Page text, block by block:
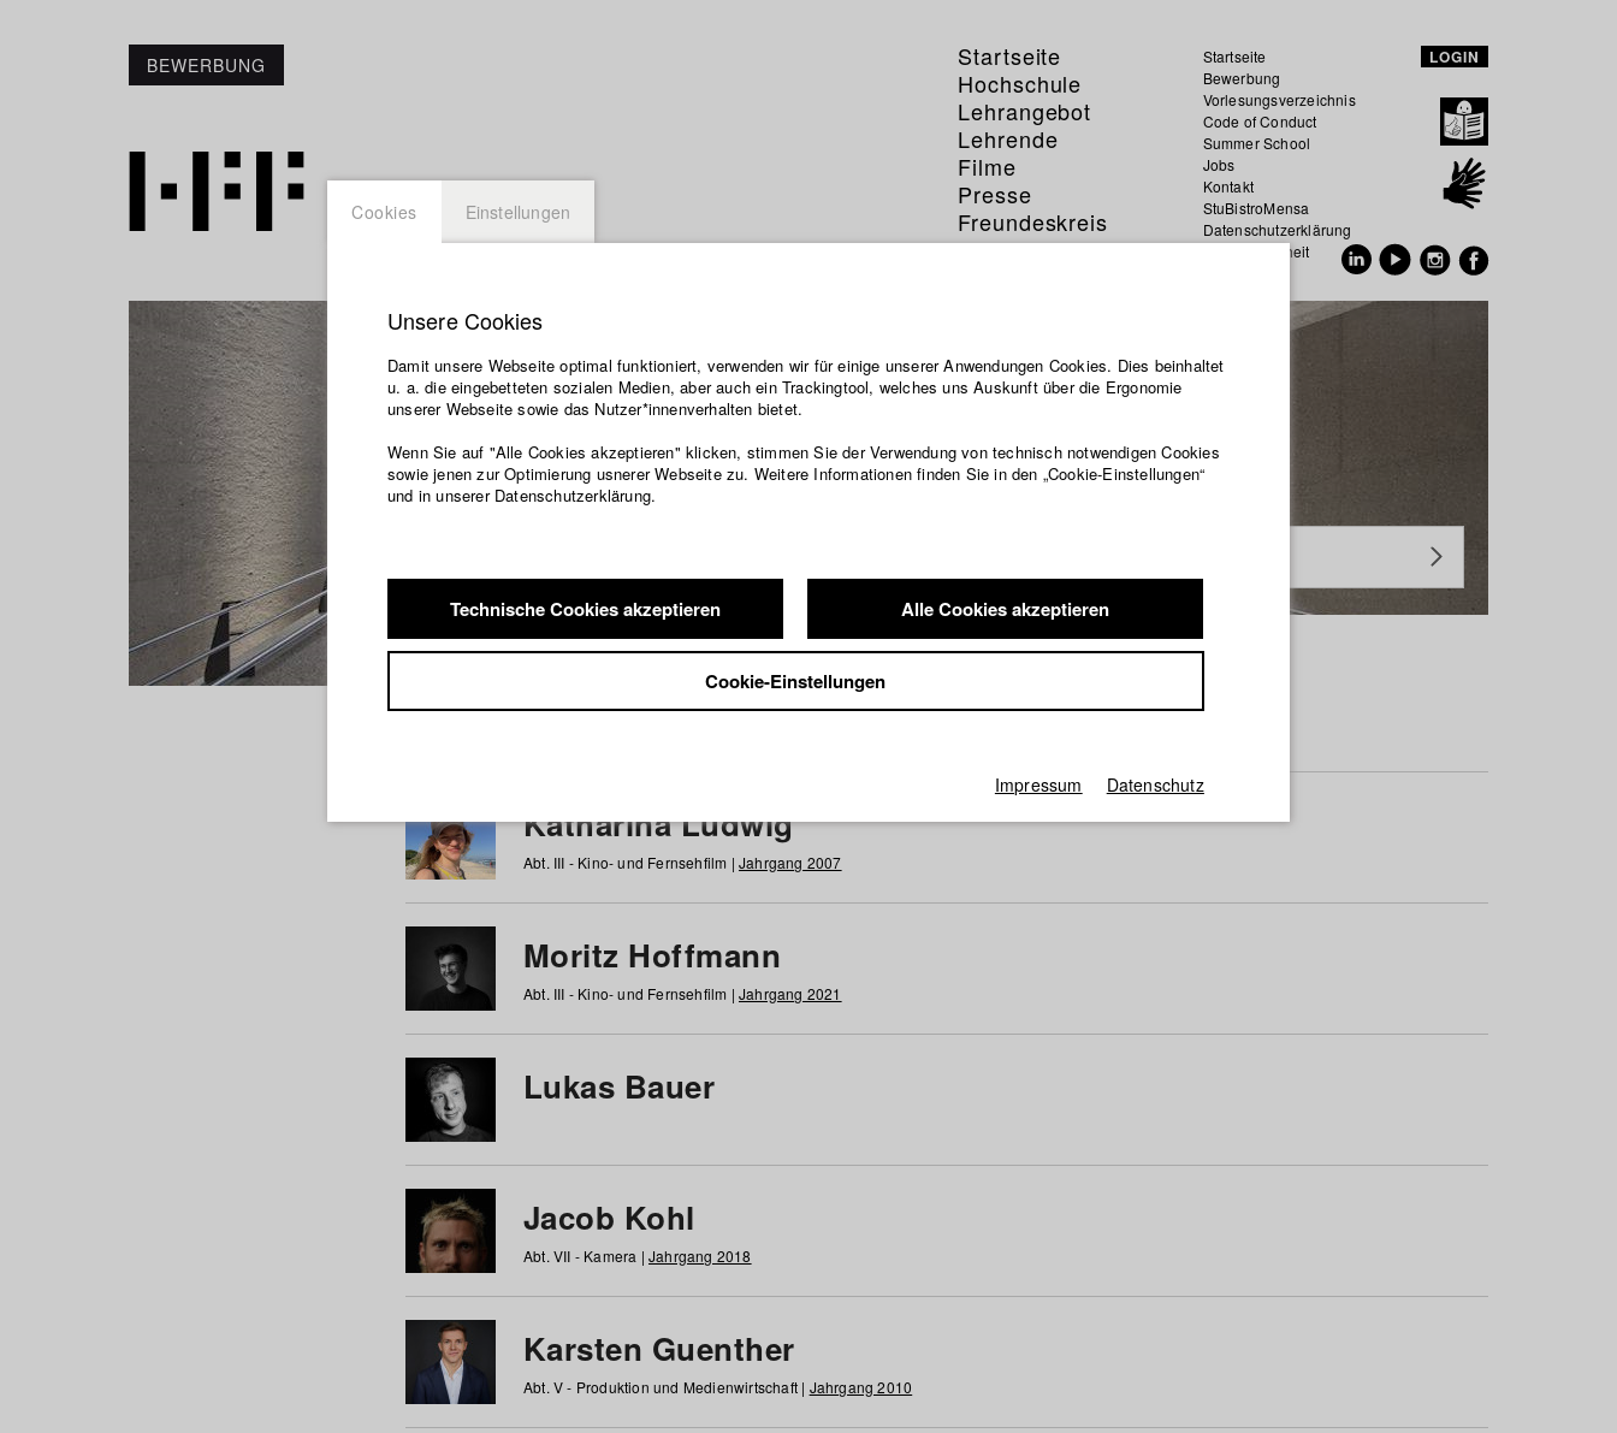
BEWERBUNG
Startseite
Hochschule
Lehrangebot
Lehrende
Filme
Presse
Freundeskreis
Service
Startseite
Bewerbung
Vorlesungsverzeichnis
Code of Conduct
Summer School
Jobs
Kontakt
StuBistroMensa
Datenschutzerklärung
Datensicherheit
LOGIN
Studierende / Alumni
a b c d e f g h i j k l m n o p q r s t u v w x y z Alle
Katharina Ludwig
Abt. III - Kino- und Fernsehfilm | Jahrgang 2007
Moritz Hoffmann
Abt. III - Kino- und Fernsehfilm | Jahrgang 2021
Lukas Bauer
Jacob Kohl
Abt. VII - Kamera | Jahrgang 2018
Karsten Guenther
Abt. V - Produktion und Medienwirtschaft | Jahrgang 2010
Cookies Einstellungen
Unsere Cookies
Damit unsere Webseite optimal funktioniert, verwenden wir für einige unserer Anwendungen Cookies. Dies beinhaltet
u. a. die eingebetteten sozialen Medien, aber auch ein Trackingtool, welches uns Auskunft über die Ergonomie
unserer Webseite sowie das Nutzer*innenverhalten bietet.
Wenn Sie auf "Alle Cookies akzeptieren" klicken, stimmen Sie der Verwendung von technisch notwendigen Cookies
sowie jenen zur Optimierung usnerer Webseite zu. Weitere Informationen finden Sie in den „Cookie-Einstellungen“
und in unserer Datenschutzerklärung.
Technische Cookies akzeptieren Alle Cookies akzeptieren
Cookie-Einstellungen
Impressum Datenschutz